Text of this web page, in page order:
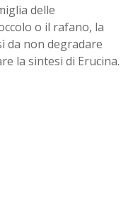
delle
o il rafano, la
da non degradare
la sintesi di Erucina.